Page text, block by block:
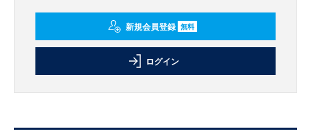
新規会員登録 無料
ログイン